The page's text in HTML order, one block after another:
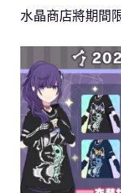
水晶商店將期間